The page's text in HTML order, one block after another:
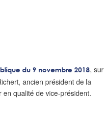
du 9 novembre 2018, sur
ancien président de la
en qualité de vice-président.